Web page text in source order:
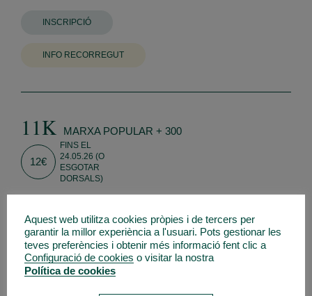
INSCRIPCIÓ
INFO RECORREGUT
11K MARXA POPULAR + 300
12€
FINS EL
24.05.26 (O
ESGOTAR
DORSALS)
INFO RECORREGUT
Aquest web utilitza cookies pròpies i de tercers per
garantir la millor experiència a l'usuari. Pots gestionar les
teves preferències i obtenir més informació fent clic a
Configuració de cookies o visitar la nostra
Política de cookies